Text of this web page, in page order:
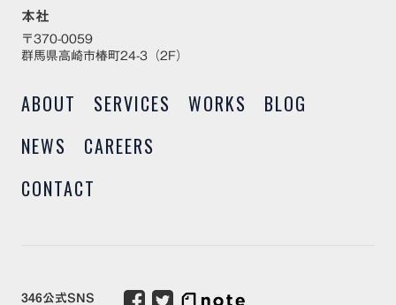
本社
〒370-0059
群馬県高崎市椿町24-3（2F）
ABOUT SERVICES WORKS
BLOG
NEWS
CAREERS
CONTACT
346公式SNS